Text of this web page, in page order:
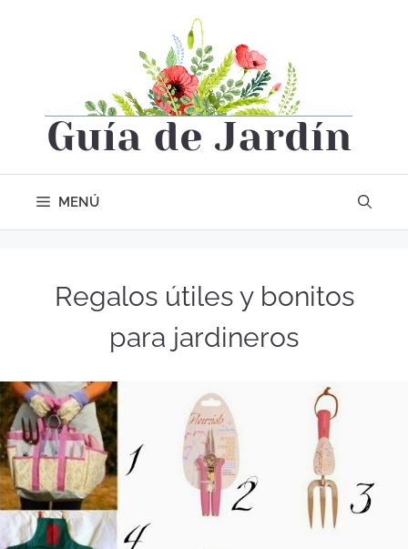
MENÚ
Regalos útiles y bonitos
para jardineros